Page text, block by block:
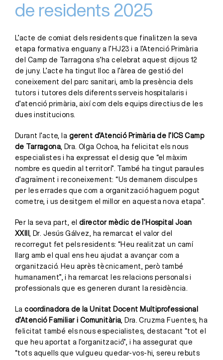
de residents 2025
L’acte de comiat dels residents que finalitzen la seva
etapa formativa enguany a l’HJ23 i a l’Atenció Primària
del Camp de Tarragona s’ha celebrat aquest dijous 12
de juny. L’acte ha tingut lloc a l’àrea de gestió del
coneixement del parc sanitari, amb la presència dels
tutors i tutores dels diferents serveis hospitalaris i
d’atenció primària, així com dels equips directius de les
dues institucions.
Durant l’acte, la gerent d’Atenció Primària de l’ICS Camp
de Tarragona, Dra. Olga Ochoa, ha felicitat els nous
especialistes i ha expressat el desig que “el màxim
nombre es quedin al territori”. També ha tingut paraules
d’agraïment i reconeixement: “Us demanem disculpes
per les errades que com a organització haguem pogut
cometre, i us desitgem el millor en aquesta nova etapa”.
Per la seva part, el director mèdic de l’Hospital Joan
XXIII , Dr. Jesús Gálvez, ha remarcat el valor del
recorregut fet pels residents: “Heu realitzat un camí
llarg amb el qual ens heu ajudat a avançar com a
organització. Heu après tècnicament, però també
humanament”, i ha remarcat les relacions personals i
professionals que es generen durant la residència.
Lacoordinadora de la Unitat Docent Multiprofessional
d’Atenció Familiar i Comunitària, Dra. Cruzma Fuentes, ha
felicitat també els nous especialistes, destacant “tot el
que heu aportat a l’organització”, i ha assegurat que
“tots aquells que vulgueu quedar-vos-hi, sereu rebuts